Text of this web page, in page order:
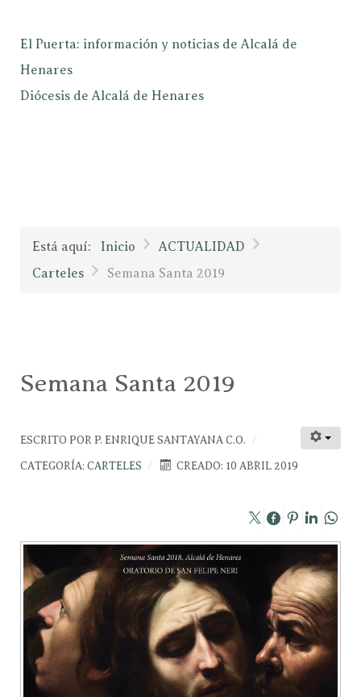
El Puerta: información y noticias de Alcalá de
Henares
Diócesis de Alcalá de Henares
Está aquí: Inicio
ACTUALIDAD
Carteles
Semana Santa 2019
Semana Santa 2019
ESCRITO POR P. ENRIQUE SANTAYANA C.O.
CATEGORÍA: CARTELES CREADO: 10 ABRIL 2019